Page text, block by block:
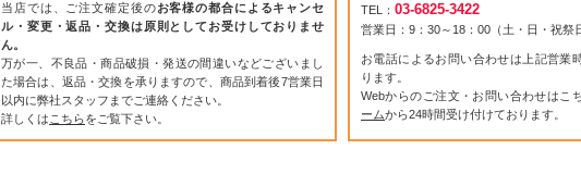
当店では、ご注文確定後のお客様の都合によるキャンセ
ル・変更・返品・交換は原則としてお受けしておりませ
ん。
万が一、不良品・商品破損・発送の間違いなどございまし
た場合は、返品・交換を承りますので、商品到着後7営業日
以内に弊社スタッフまでご連絡ください。
詳しくは こちらをご覧下さい。
TEL： 03-6825-3422
営業日：9：30～18：00（土・日・祝祭
お電話によるお問い合わせは上記営業
ります。
Webからのご注文・お問い合わせはこ
ームから24時間受け付けております。